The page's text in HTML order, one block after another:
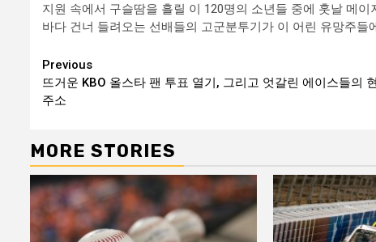
지원 속에서 구슬땀을 흘릴 이 120명의 소년들 중에 훗날 메
바다 건너 들려오는 선배들의 고군분투기가 이 어린 유망주들
Continue
Reading
Previous
뜨거운 KBO 올스타 팬 투표 열기, 그리고 엇갈린 에이스들의 현
주소
MORE STORIES